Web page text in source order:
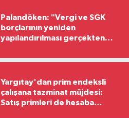
Palandöken: "Vergi ve SGK
borçlarının yeniden
yapılandırılması gerçekten
Yargıtay'dan prim endeksli
çalışana tazminat müjdesi:
Satış primleri de hesaba